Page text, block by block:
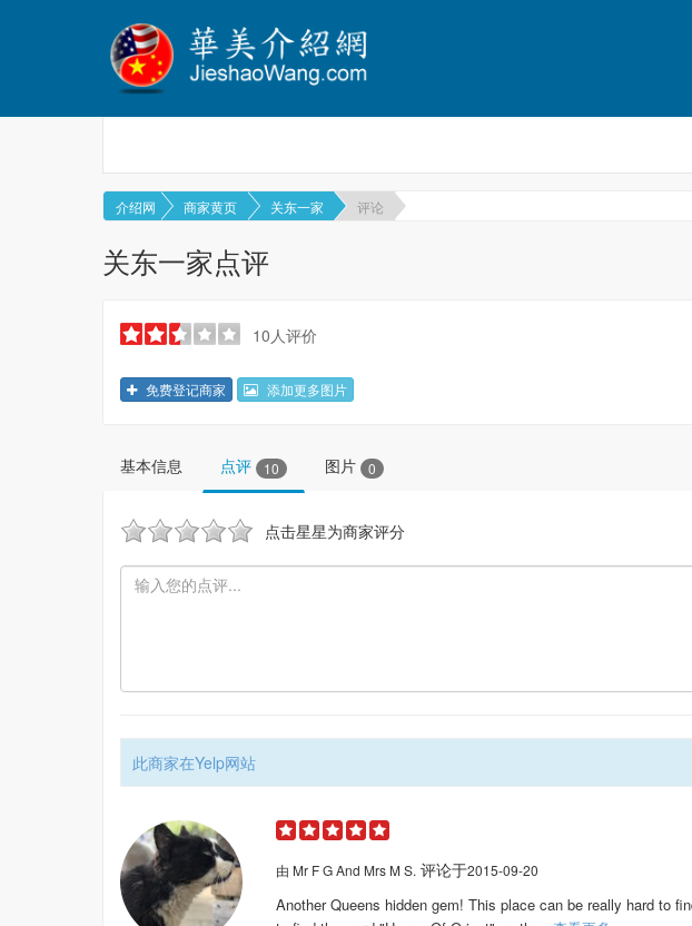
介绍网 商家黄页 关东一家 评论
关东一家点评
10人评价
免费登记商家 添加更多图片
基本信息 点评 10 图片 0
点击星星为商家评分
此商家在Yelp网站
由 Mr F G And Mrs M S. 评论于2015-09-20
Another Queens hidden gem! This place can be really hard to